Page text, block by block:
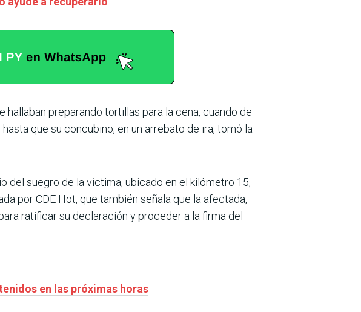
hallaban preparando tortillas para la cena, cuando de
que su concubino, en un arrebato de ira, tomó la
del suegro de la víctima, ubicado en el kilómetro 15,
por CDE Hot, que también señala que la afectada,
ratificar su declaración y proceder a la firma del
en las próximas horas